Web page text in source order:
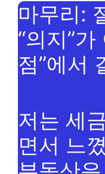
마무리:
“의지”
점”에서
저는 세
면서 느